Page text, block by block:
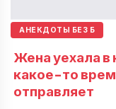
АНЕКДОТЫ БЕЗ Б
Жена уехала в
какое-то
отправляет